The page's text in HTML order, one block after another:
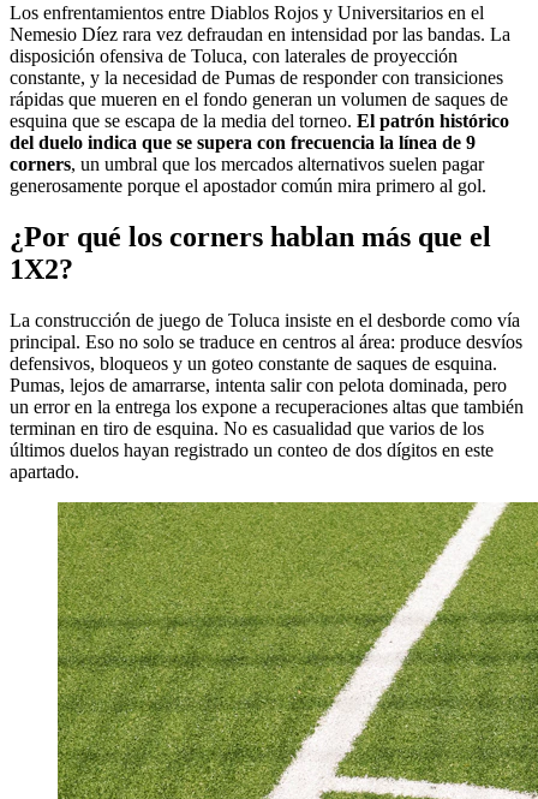
Los enfrentamientos entre Diablos Rojos y Universitarios en el
Nemesio Díez rara vez defraudan en intensidad por las bandas. La
disposición ofensiva de Toluca, con laterales de proyección
constante, y la necesidad de Pumas de responder con transiciones
rápidas que mueren en el fondo generan un volumen de saques de
esquina que se escapa de la media del torneo. El patrón histórico
del duelo indica que se supera con frecuencia la línea de 9
corners, un umbral que los mercados alternativos suelen pagar
generosamente porque el apostador común mira primero al gol.
¿Por qué los corners hablan más que el
1X2?
La construcción de juego de Toluca insiste en el desborde como vía
principal. Eso no solo se traduce en centros al área: produce desvíos
defensivos, bloqueos y un goteo constante de saques de esquina.
Pumas, lejos de amarrarse, intenta salir con pelota dominada, pero
un error en la entrega los expone a recuperaciones altas que también
terminan en tiro de esquina. No es casualidad que varios de los
últimos duelos hayan registrado un conteo de dos dígitos en este
apartado.